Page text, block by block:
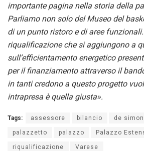
importante pagina nella storia della
Parliamo non solo del Museo del
di un punto ristoro e di aree
riqualificazione che si aggiungono a
sull’efficientamento energetico
per il finanziamento attraverso il
in tanti credono a questo progetto
intrapresa è quella giusta».
Tags: assessore bilancio de
palazzetto palazzo Palazzo
riqualificazione Varese